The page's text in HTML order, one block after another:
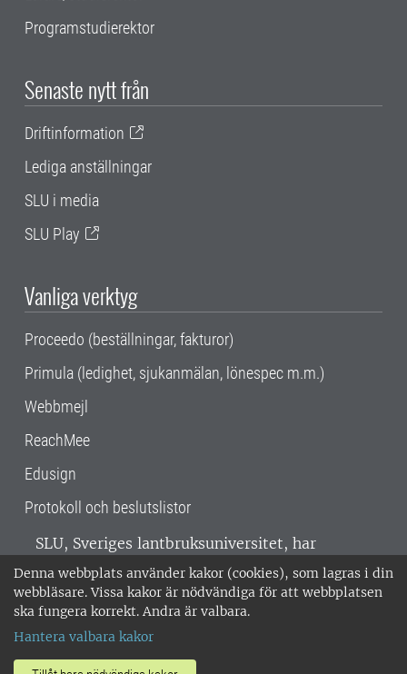
Denna webbplats använder kakor (cookies), som lagras i din
webbläsare. Vissa kakor är nödvändiga för att webbplatsen
ska fungera korrekt. Andra är valbara.
Hantera valbara kakor
Programstudierektor
Senaste nytt från
Driftinformation
Lediga anställningar
SLU i media
SLU Play
Vanliga verktyg
Proceedo (beställningar, fakturor)
Primula (ledighet, sjukanmälan, lönespec m.m.)
Webbmejl
ReachMee
Edusign
Protokoll och beslutslistor
SLU, Sveriges lantbruksuniversitet, har
verksamhet över hela Sverige. Huvudorter är
Alnarp, Uppsala och Umeå.SLU är
miljöcertifierat enligt ISO 14001. •
018-67 10 00 • Org nr: 202100-2817 •